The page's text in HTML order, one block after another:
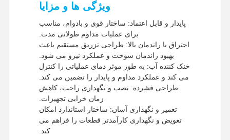
ویژگی ها و مزایا
پایدار و قابل اعتماد: ساختار قوی و بادوام، مناسب
برای عملیات مداوم طولانی مدت.
احتراق با راندمان بالا: طراحی تزریق مستقیم باعث
بهبود راندمان سوخت و عملکرد نیرو می شود.
خنک کننده آب: به طور موثر دمای عملیاتی را کنترل
می کند و عملکرد مداوم و پایدار را تضمین می کند.
طراحی فشرده: نصب و نگهداری راحت، کاهش
زمان خرابی تجهیزات.
تعمیر و نگهداری آسان: ساختار استاندارد امکان
تعویض و نگهداری کارآمدتر قطعات را فراهم می
کند.